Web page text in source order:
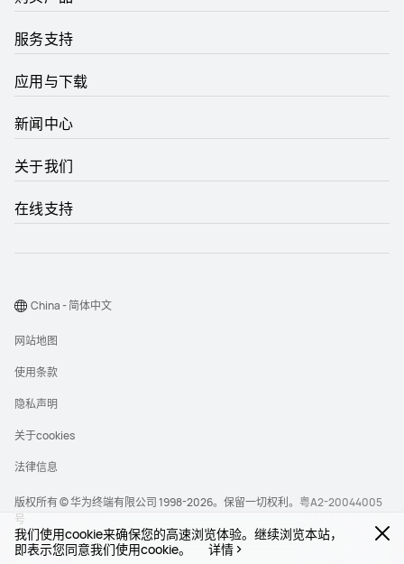
我们使用cookie来确保您的高速浏览体验。继续浏览本站，
即表示您同意我们使用cookie。
详情
服务支持
应用与下载
新闻中心
关于我们
在线支持
版权所有 © 华为终端有限公司 1998-2026。保留一切权利。 粤A2-20044005
号
网站地图
使用条款
隐私声明
关于cookies
法律信息
China - 简体中文